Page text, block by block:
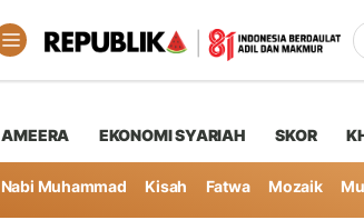
AMEERA EKONOMI SYARIAH SKOR
Nabi Muhammad Kisah Fatwa Mozaik